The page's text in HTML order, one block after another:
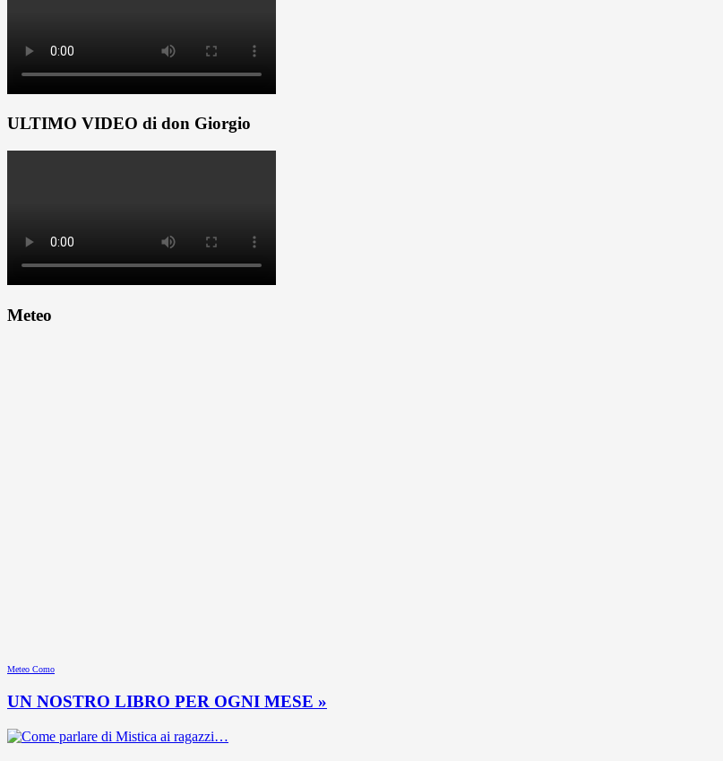
ULTIMO VIDEO di don Giorgio
Meteo
Meteo Como
UN NOSTRO LIBRO PER OGNI MESE »